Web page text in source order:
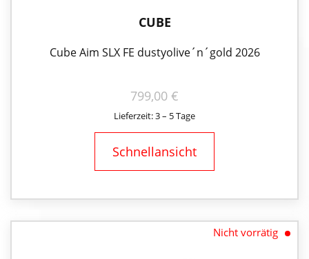
CUBE
Cube Aim SLX FE dustyolive´n´gold 2026
799,00 €
Lieferzeit: 3 – 5 Tage
Schnellansicht
Nicht vorrätig